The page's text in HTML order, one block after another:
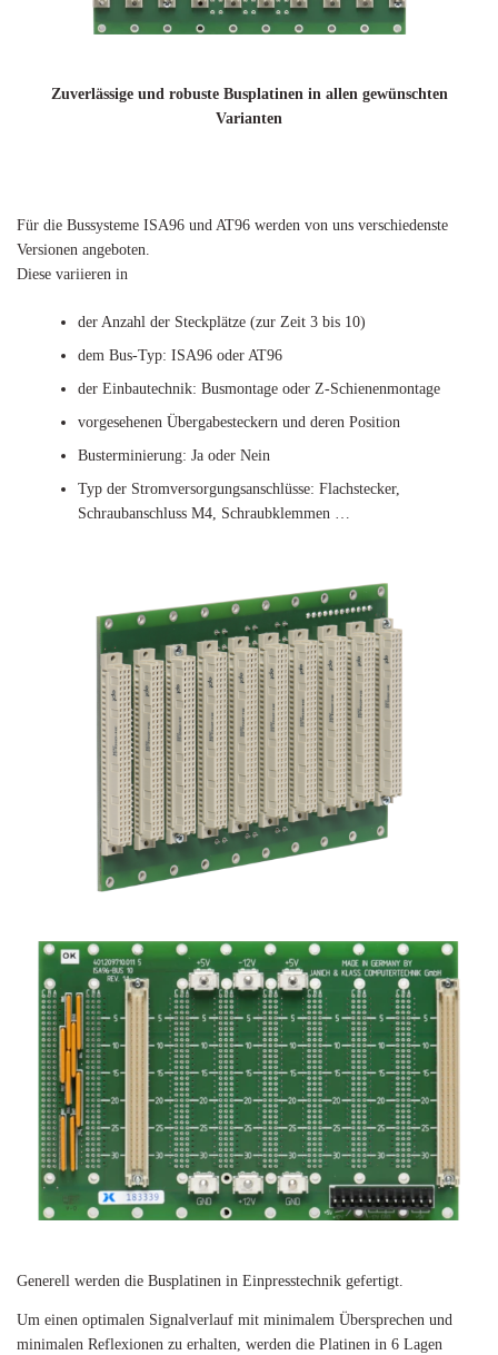
Zuverlässige und robuste Busplatinen in allen gewünschten
Varianten
Für die Bussysteme ISA96 und AT96 werden von uns verschiedenste
Versionen angeboten.
Diese variieren in
der Anzahl der Steckplätze (zur Zeit 3 bis 10)
dem Bus-Typ: ISA96 oder AT96
der Einbautechnik: Busmontage oder Z-Schienenmontage
vorgesehenen Übergabesteckern und deren Position
Busterminierung: Ja oder Nein
Typ der Stromversorgungsanschlüsse: Flachstecker,
Schraubanschluss M4, Schraubklemmen …
Generell werden die Busplatinen in Einpresstechnik gefertigt.
Um einen optimalen Signalverlauf mit minimalem Übersprechen und
minimalen Reflexionen zu erhalten, werden die Platinen in 6 Lagen